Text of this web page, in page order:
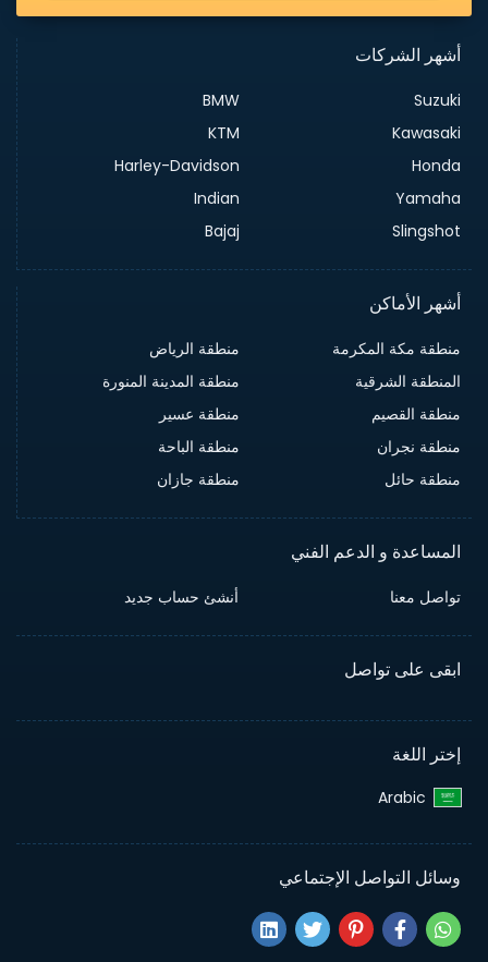
أشهر الشركات
Suzuki
BMW
Kawasaki
KTM
Honda
Harley-Davidson
Yamaha
Indian
Slingshot
Bajaj
أشهر الأماكن
منطقة مكة المكرمة
منطقة الرياض
المنطقة الشرقية
منطقة المدينة المنورة
منطقة القصيم
منطقة عسير
منطقة نجران
منطقة الباحة
منطقة حائل
منطقة جازان
المساعدة و الدعم الفني
تواصل معنا أنشئ حساب جديد
ابقى على تواصل
إختر اللغة
Arabic‎
وسائل التواصل الإجتماعي